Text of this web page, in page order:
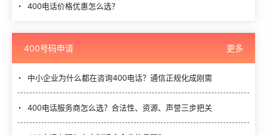
400电话价格优惠怎么选？
400号码申请 更多
中小企业为什么都在咨询400电话？通信正规化成刚需
400电话服务商怎么选？合法性、资源、声誉三步把关